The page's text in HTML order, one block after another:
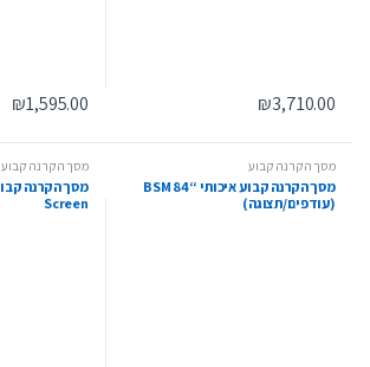
₪3,710.00
₪1,595.00
מסך הקרנה קבוע
מסך הקרנה קבוע איכותי “84 BSM
(עודפים/תצוגה)
מסך הקרנה קבוע
Screen